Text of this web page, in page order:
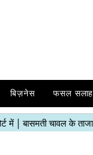
बिज़नेस फसल सलाह